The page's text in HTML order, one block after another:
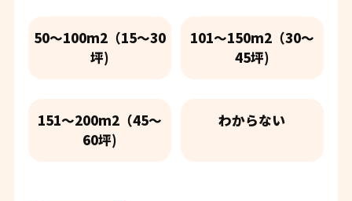
50〜100m2（15〜30
坪)
101〜150m2（30〜
45坪)
151〜200m2（45〜
60坪)
わからない